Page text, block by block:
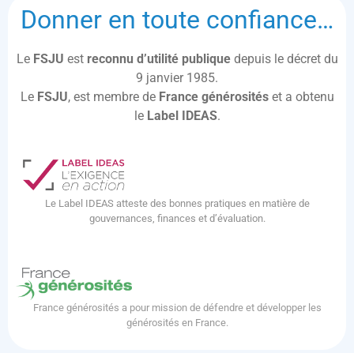
Donner en toute confiance…
Le FSJU est reconnu d’utilité publique depuis le décret du
9 janvier 1985.
Le FSJU, est membre de France générositéset a obtenu
le Label IDEAS.
Le Label IDEAS atteste des bonnes pratiques en matière de
gouvernances, finances et d’évaluation.
France générosités a pour mission de défendre et développer les
générosités en France.